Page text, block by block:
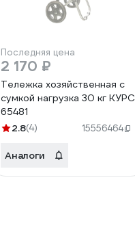
Последняя цена
2 170 ₽
Тележка хозяйственная с
сумкой нагрузка 30 кг КУРС
65481
2.8(4) 15556464
Аналоги